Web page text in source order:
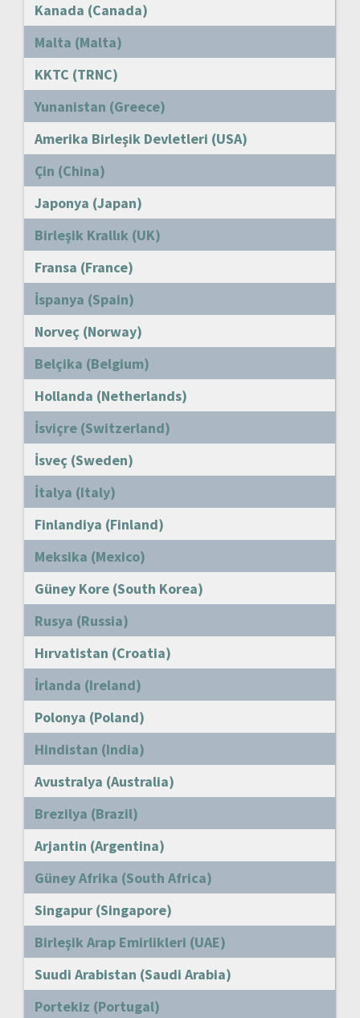
Kanada (Canada)
Malta (Malta)
KKTC (TRNC)
Yunanistan (Greece)
Amerika Birleşik Devletleri (USA)
Çin (China)
Japonya (Japan)
Birleşik Krallık (UK)
Fransa (France)
İspanya (Spain)
Norveç (Norway)
Belçika (Belgium)
Hollanda (Netherlands)
İsviçre (Switzerland)
İsveç (Sweden)
İtalya (Italy)
Finlandiya (Finland)
Meksika (Mexico)
Güney Kore (South Korea)
Rusya (Russia)
Hırvatistan (Croatia)
İrlanda (Ireland)
Polonya (Poland)
Hindistan (India)
Avustralya (Australia)
Brezilya (Brazil)
Arjantin (Argentina)
Güney Afrika (South Africa)
Singapur (Singapore)
Birleşik Arap Emirlikleri (UAE)
Suudi Arabistan (Saudi Arabia)
Portekiz (Portugal)